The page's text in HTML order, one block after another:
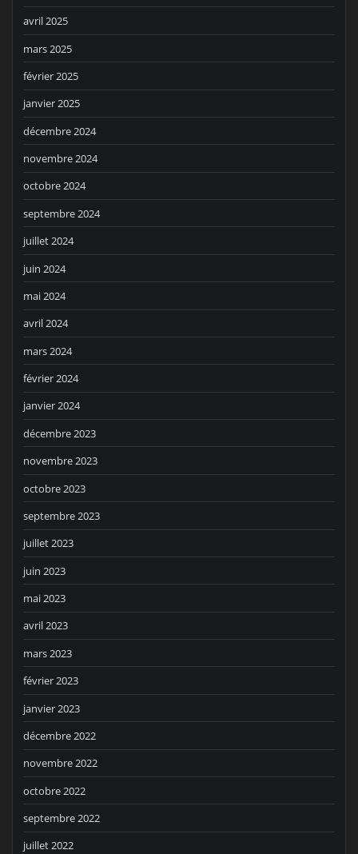
avril 2025
mars 2025
février 2025
janvier 2025
décembre 2024
novembre 2024
octobre 2024
septembre 2024
juillet 2024
juin 2024
mai 2024
avril 2024
mars 2024
février 2024
janvier 2024
décembre 2023
novembre 2023
octobre 2023
septembre 2023
juillet 2023
juin 2023
mai 2023
avril 2023
mars 2023
février 2023
janvier 2023
décembre 2022
novembre 2022
octobre 2022
septembre 2022
juillet 2022